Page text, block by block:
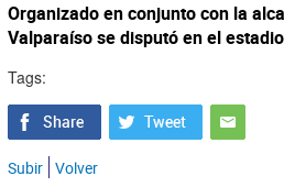
Organizado en conjunto con la
Valparaíso se disputó en el
Tags:
Subir Volver